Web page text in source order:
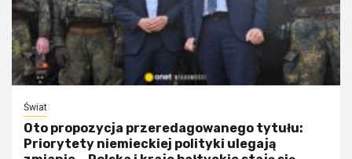
Świat
Oto propozycja przeredagowanego tytułu:
Priorytety niemieckiej polityki ulegają